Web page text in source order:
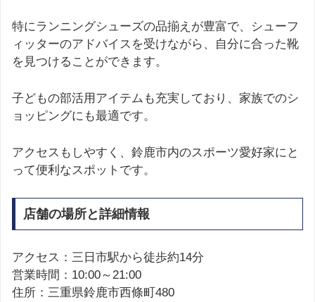
特にランニングシューズの品揃えが豊富で、シューフ
ィッターのアドバイスを受けながら、自分に合った靴
を見つけることができます。
子どもの部活用アイテムも充実しており、家族でのシ
ョッピングにも最適です。
アクセスもしやすく、鈴鹿市内のスポーツ愛好家にと
って便利なスポットです。
店舗の場所と詳細情報
アクセス：三日市駅から徒歩約14分
営業時間：10:00～21:00
住所：三重県鈴鹿市西條町480